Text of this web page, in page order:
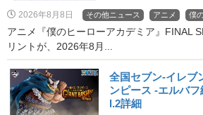
2026年8月8日 その他ニュース アニメ 僕
アニメ『僕のヒーローアカデミア』FINAL
リントが、2026年8月...
全国セブン‐イレブ
ンピース -エルバ
l.2詳細